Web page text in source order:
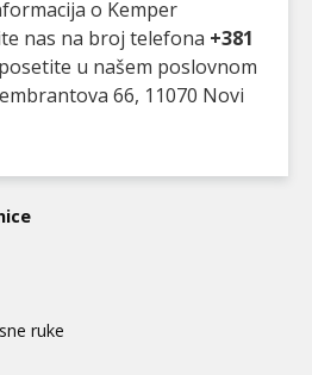
o Kemper
nas na broj telefona +381
u našem poslovnom
66, 11070 Novi
ruke